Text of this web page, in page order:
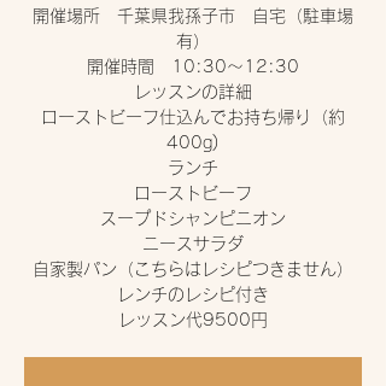
開催場所 千葉県我孫子市 自宅（駐車場
有）
開催時間 10:30〜12:30
レッスンの詳細
ローストビーフ仕込んでお持ち帰り（約
400g)
ランチ
ローストビーフ
スープドシャンピニオン
ニースサラダ
自家製パン（こちらはレシピつきません）
レンチのレシピ付き
レッスン代9500円